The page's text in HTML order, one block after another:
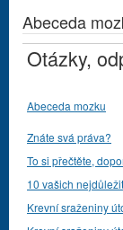
Abeceda
Otázky,
Abeceda mozku
Znáte svá práva?
To si přečtěte,
10 vašich
Krevní sraženiny